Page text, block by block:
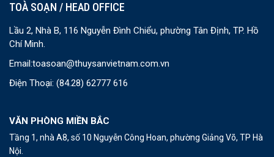
TOÀ SOẠN / HEAD OFFICE
Lầu 2, Nhà B, 116 Nguyễn Đình Chiểu, phường Tân Định, TP. Hồ
Chí Minh.
Email:toasoan@thuysanvietnam.com.vn
Điện Thoại: (84.28) 62777 616
VĂN PHÒNG MIỀN BẮC
Tầng 1, nhà A8, số 10 Nguyễn Công Hoan, phường Giảng Võ, TP Hà
Nội.